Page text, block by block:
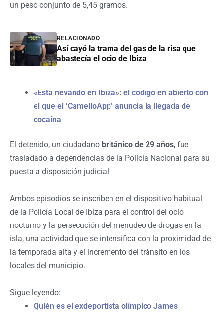
un peso conjunto de 5,45 gramos.
RELACIONADO
Así cayó la trama del gas de la risa que
abastecía el ocio de Ibiza
«Está nevando en Ibiza»: el código en abierto con
el que el ‘CamelloApp’ anuncia la llegada de
cocaína
El detenido, un ciudadano británico de 29 años, fue
trasladado a dependencias de la Policía Nacional para su
puesta a disposición judicial.
Ambos episodios se inscriben en el dispositivo habitual
de la Policía Local de Ibiza para el control del ocio
nocturno y la persecución del menudeo de drogas en la
isla, una actividad que se intensifica con la proximidad de
la temporada alta y el incremento del tránsito en los
locales del municipio.
Sigue leyendo:
Quién es el exdeportista olímpico James